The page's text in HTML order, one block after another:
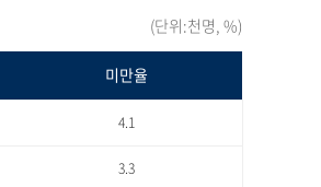
(단위:천명, %)
미만율
4.1
3.3